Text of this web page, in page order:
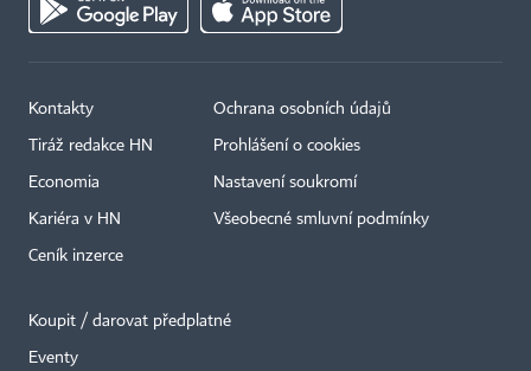
Kontakty
Tiráž redakce HN
Economia
Kariéra v HN
Ceník inzerce
Ochrana osobních údajů
Prohlášení o cookies
Nastavení soukromí
Všeobecné smluvní podmínky
Koupit / darovat předplatné
Eventy